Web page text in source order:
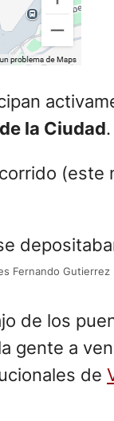
(este
Fernando Gutierrez
de los
a
de
del